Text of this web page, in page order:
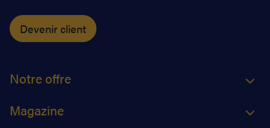
Devenir client
Notre offre
Magazine